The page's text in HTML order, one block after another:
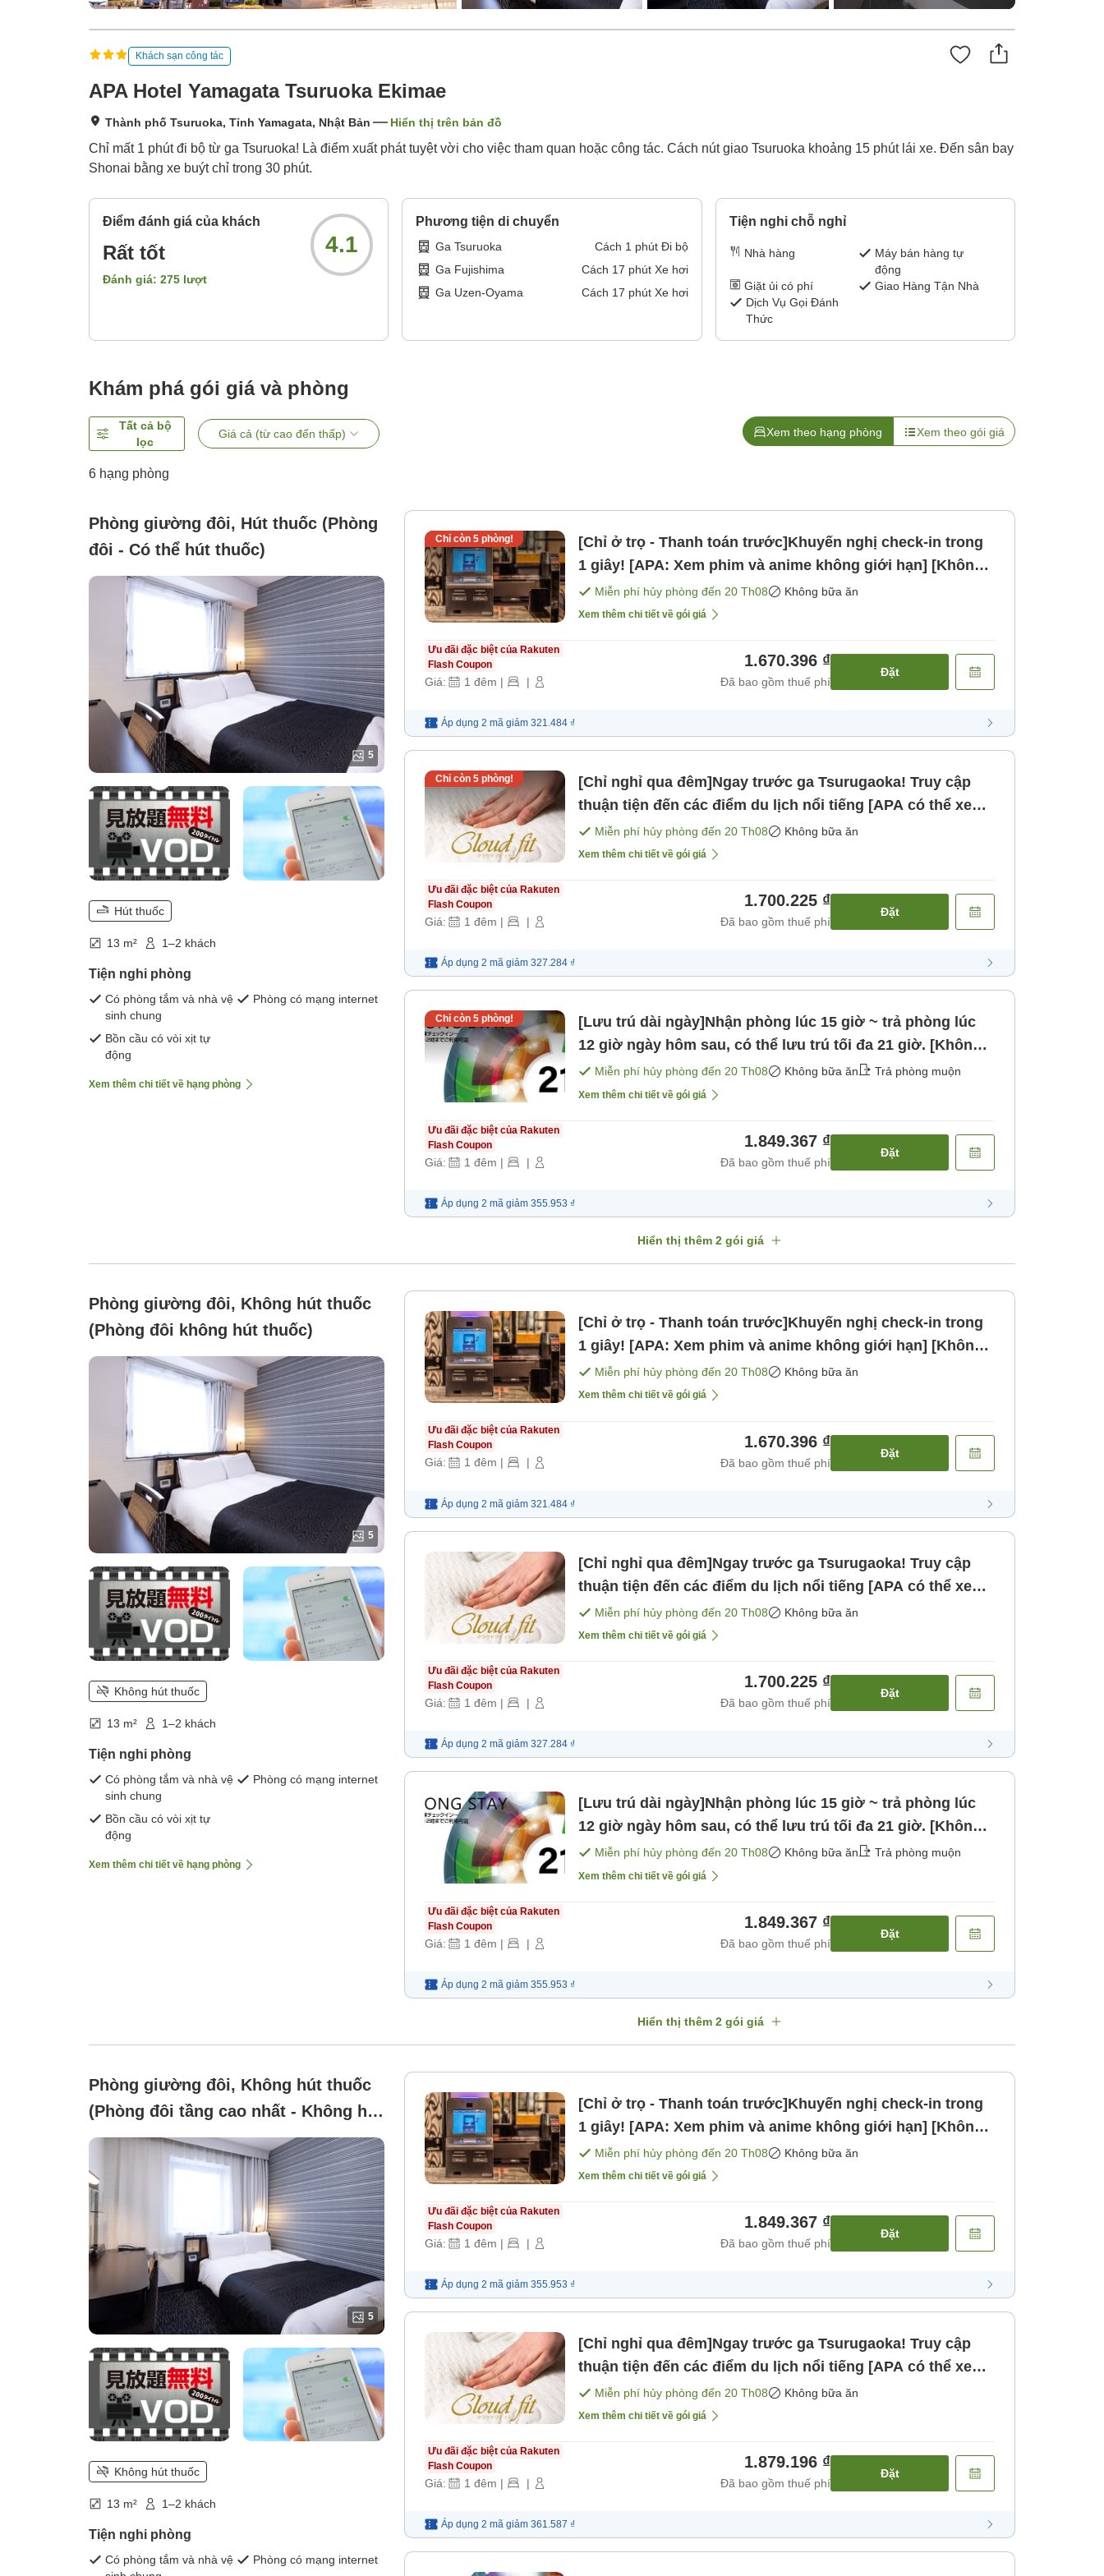
Khách sạn công tác
APA Hotel Yamagata Tsuruoka Ekimae
Thành phố Tsuruoka, Tỉnh Yamagata, Nhật Bản Hiển thị trên bản đồ
Chỉ mất 1 phút đi bộ từ ga Tsuruoka! Là điểm xuất phát tuyệt vời cho việc tham quan hoặc công tác. Cách nút giao Tsuruoka khoảng 15 phút lái xe. Đến sân bay
Shonai bằng xe buýt chỉ trong 30 phút.
Điểm đánh giá của khách
Rất tốt
Đánh giá: 275 lượt
4.1
Phương tiện di chuyển
Ga Tsuruoka Cách 1 phút Đi bộ
Ga Fujishima
Cách 17 phút Xe hơi
Ga Uzen-Oyama
Cách 17 phút Xe hơi
Tiện nghi chỗ nghỉ
Nhà hàng
Máy bán hàng tự
động
Giặt ủi có phí
Giao Hàng Tận Nhà
Dịch Vụ Gọi Đánh
Thức
Khám phá gói giá và phòng
Tất cả bộ
lọc
Giá cả (từ cao đến thấp) Xem theo hạng phòng Xem theo gói giá
6 hạng phòng
Phòng giường đôi, Hút thuốc (Phòng
đôi - Có thể hút thuốc)
5
Hút thuốc
13 m² 1–2 khách
Tiện nghi phòng
Có phòng tắm và nhà vệ
sinh chung
Phòng có mạng internet
Bồn cầu có vòi xịt tự
động
Xem thêm chi tiết về hạng phòng
Chỉ còn 5phòng!
[Chỉ ở trọ - Thanh toán trước]Khuyến nghị check-in trong
1 giây! [APA: Xem phim và anime không giới hạn] [Không
bao gồm bữa ăn]
Miễn phí hủy phòng đến 20 Th08 Không bữa ăn
Xem thêm chi tiết về gói giá
Ưu đãi đặc biệt của Rakuten
Flash Coupon
Giá: 1 đêm | |
1.670.396 ₫
Đã bao gồm thuế phí
Đặt
Áp dụng 2 mã giảm 321.484 ₫
Chỉ còn 5phòng!
[Chỉ nghỉ qua đêm]Ngay trước ga Tsurugaoka! Truy cập
thuận tiện đến các điểm du lịch nổi tiếng [APA có thể xem
phim và anime không giới hạn] [Không bao gồm bữa ăn]
Miễn phí hủy phòng đến 20 Th08 Không bữa ăn
Xem thêm chi tiết về gói giá
Ưu đãi đặc biệt của Rakuten
Flash Coupon
Giá: 1 đêm | |
1.700.225 ₫
Đã bao gồm thuế phí
Đặt
Áp dụng 2 mã giảm 327.284 ₫
Chỉ còn 5phòng!
[Lưu trú dài ngày]Nhận phòng lúc 15 giờ ~ trả phòng lúc
12 giờ ngày hôm sau, có thể lưu trú tối đa 21 giờ. [Không
bao gồm bữa ăn]
Miễn phí hủy phòng đến 20 Th08 Không bữa ăn Trả phòng muộn
Xem thêm chi tiết về gói giá
Ưu đãi đặc biệt của Rakuten
Flash Coupon
Giá: 1 đêm | |
1.849.367 ₫
Đã bao gồm thuế phí
Đặt
Áp dụng 2 mã giảm 355.953 ₫
Hiển thị thêm 2 gói giá
Phòng giường đôi, Không hút thuốc
(Phòng đôi không hút thuốc)
5
Không hút thuốc
13 m² 1–2 khách
Tiện nghi phòng
Có phòng tắm và nhà vệ
sinh chung
Phòng có mạng internet
Bồn cầu có vòi xịt tự
động
Xem thêm chi tiết về hạng phòng
[Chỉ ở trọ - Thanh toán trước]Khuyến nghị check-in trong
1 giây! [APA: Xem phim và anime không giới hạn] [Không
bao gồm bữa ăn]
Miễn phí hủy phòng đến 20 Th08 Không bữa ăn
Xem thêm chi tiết về gói giá
Ưu đãi đặc biệt của Rakuten
Flash Coupon
Giá: 1 đêm | |
1.670.396 ₫
Đã bao gồm thuế phí
Đặt
Áp dụng 2 mã giảm 321.484 ₫
[Chỉ nghỉ qua đêm]Ngay trước ga Tsurugaoka! Truy cập
thuận tiện đến các điểm du lịch nổi tiếng [APA có thể xem
phim và anime không giới hạn] [Không bao gồm bữa ăn]
Miễn phí hủy phòng đến 20 Th08 Không bữa ăn
Xem thêm chi tiết về gói giá
Ưu đãi đặc biệt của Rakuten
Flash Coupon
Giá: 1 đêm | |
1.700.225 ₫
Đã bao gồm thuế phí
Đặt
Áp dụng 2 mã giảm 327.284 ₫
[Lưu trú dài ngày]Nhận phòng lúc 15 giờ ~ trả phòng lúc
12 giờ ngày hôm sau, có thể lưu trú tối đa 21 giờ. [Không
bao gồm bữa ăn]
Miễn phí hủy phòng đến 20 Th08 Không bữa ăn Trả phòng muộn
Xem thêm chi tiết về gói giá
Ưu đãi đặc biệt của Rakuten
Flash Coupon
Giá: 1 đêm | |
1.849.367 ₫
Đã bao gồm thuế phí
Đặt
Áp dụng 2 mã giảm 355.953 ₫
Hiển thị thêm 2 gói giá
Phòng giường đôi, Không hút thuốc
(Phòng đôi tầng cao nhất - Không hút
thuốc)
5
Không hút thuốc
13 m² 1–2 khách
Tiện nghi phòng
Có phòng tắm và nhà vệ
Phòng có mạng internet
[Chỉ ở trọ - Thanh toán trước]Khuyến nghị check-in trong
1 giây! [APA: Xem phim và anime không giới hạn] [Không
bao gồm bữa ăn]
Miễn phí hủy phòng đến 20 Th08 Không bữa ăn
Xem thêm chi tiết về gói giá
Ưu đãi đặc biệt của Rakuten
Flash Coupon
Giá: 1 đêm | |
1.849.367 ₫
Đã bao gồm thuế phí
Đặt
Áp dụng 2 mã giảm 355.953 ₫
[Chỉ nghỉ qua đêm]Ngay trước ga Tsurugaoka! Truy cập
thuận tiện đến các điểm du lịch nổi tiếng [APA có thể xem
phim và anime không giới hạn] [Không bao gồm bữa ăn]
Miễn phí hủy phòng đến 20 Th08 Không bữa ăn
Xem thêm chi tiết về gói giá
Ưu đãi đặc biệt của Rakuten
Flash Coupon
Giá: 1 đêm | |
1.879.196 ₫
Đã bao gồm thuế phí
Đặt
Áp dụng 2 mã giảm 361.587 ₫